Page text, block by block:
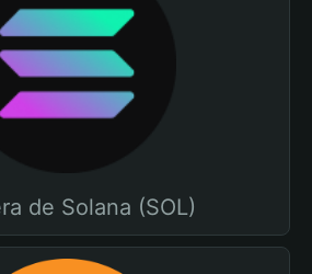
de Solana (SOL)